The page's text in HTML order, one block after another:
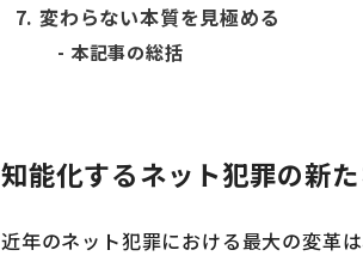
変わらない本質を見極める
本記事の総括
知能化するネット犯罪の新
近年のネット犯罪における最大の変革